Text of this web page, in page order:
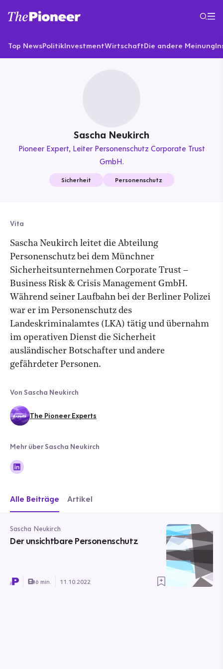
Top NewsPolitikInvestmentWirtschaftDie andere Meinung
Sascha Neukirch
Pioneer Expert Leiter Personenschutz Corporate Trust
GmbH.
Sicherheit Personenschutz
Vita
Sascha Neukirch leitet die Abteilung
Personenschutz bei dem Münchner
Sicherheitsunternehmen Corporate Trust –
Business Risk & Crisis Management GmbH.
Während seiner Laufbahn bei der Berliner Polizei
war er im Personenschutz des
Landeskriminalamtes (LKA) tätig und übernahm
im operativen Dienst die Sicherheit
ausländischer Botschafter und andere
gefährdeter Personen.
Von Sascha Neukirch
The Pioneer Experts
Mehr über Sascha Neukirch
Alle Beiträge Artikel
Sascha Neukirch
Der unsichtbare Personenschutz
6 min. 11.10.2022